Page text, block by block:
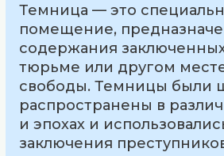
Темница — это
помещение,
содержания
тюрьме или другом
свободы. Темницы были
распространены в
и эпохах и
заключения